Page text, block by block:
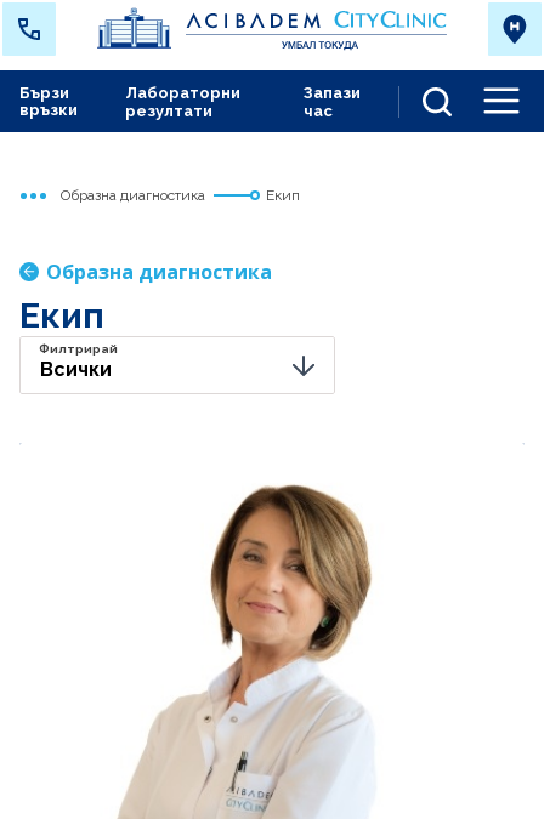
Лабораторни
резултати
Запази
час
Бързи
връзки
Начало
Токуда
Медицински дейности
Образна диагностика Екип
Образна диагностика
Екип
Филтрирай